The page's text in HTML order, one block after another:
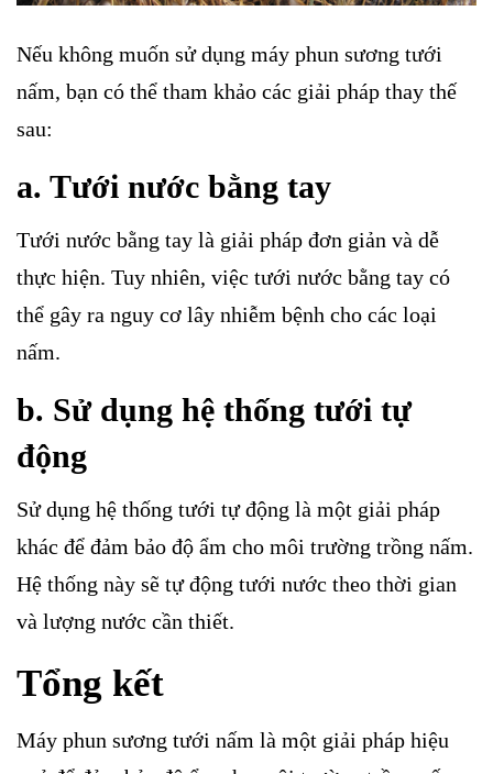
Nếu không muốn sử dụng máy phun sương tưới
nấm, bạn có thể tham khảo các giải pháp thay thế
sau:
a. Tưới nước bằng tay
Tưới nước bằng tay là giải pháp đơn giản và dễ
thực hiện. Tuy nhiên, việc tưới nước bằng tay có
thể gây ra nguy cơ lây nhiễm bệnh cho các loại
nấm.
b. Sử dụng hệ thống tưới tự
động
Sử dụng hệ thống tưới tự động là một giải pháp
khác để đảm bảo độ ẩm cho môi trường trồng nấm.
Hệ thống này sẽ tự động tưới nước theo thời gian
và lượng nước cần thiết.
Tổng kết
Máy phun sương tưới nấm là một giải pháp hiệu